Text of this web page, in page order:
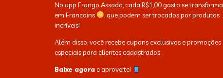
No app Frango Assado, cada R$1,00 gasto se transforma
em Francoins
, que podem ser trocados por produtos
incríveis!
Além disso, você recebe cupons exclusivos e promoções
especiais para clientes cadastrados.
Baixe agorae aproveite!